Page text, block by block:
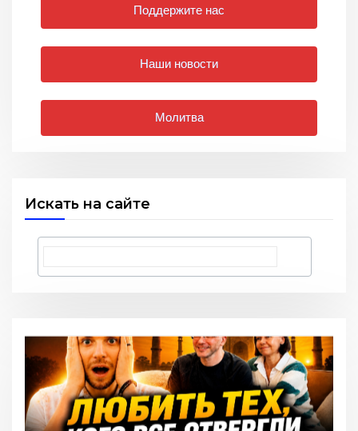
Поддержите нас
Наши новости
Молитва
Искать на сайте